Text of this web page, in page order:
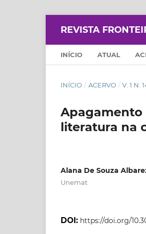
REVISTA
INÍCIO ATUAL
INÍCIO / ACERVO / V. 1 N.
Apagamento
literatura na
Alana De Souza
Unemat
DOI: https://doi.org/